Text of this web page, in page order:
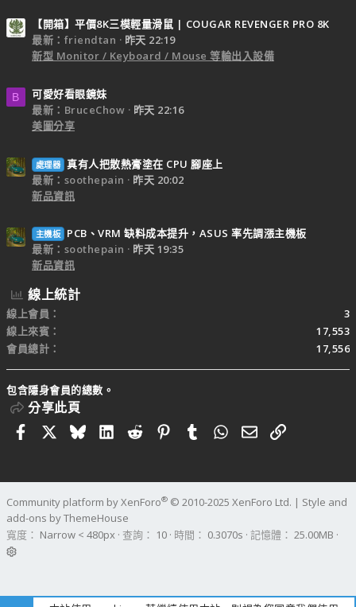
【開箱】平價8K三模輕量滑鼠 | COUGAR REVENGER PRO 8K
最新：friendtan
昨天 22:19
新型 Monitor / Keyboard / Mouse 等輸出入設備
B
可愛好看眼鏡妹
最新：BruceChow
昨天 22:16
美圖分享
處理器 真有人把散熱膏塗在 CPU 腳座上
最新：soothepain
昨天 20:02
新品資訊
主機板
PCB、VRM 缺料成本提升，ASUS 率先調漲主機板
最新：soothepain
昨天 19:35
新品資訊
線上統計
線上會員
3
線上來賓
17,553
會員總計
17,556
包含隱身會員的總數。
分享此頁
FacebookBlueskyLinkedIn
RedditPinterestTumblrWhatsApp
電子郵件
連結
Community platform by XenForo® © 2010-2025 XenForo Ltd. | Style and
add-ons by ThemeHouse
寬度
查詢 10 時間 0.3070s 記憶體 25.00MB